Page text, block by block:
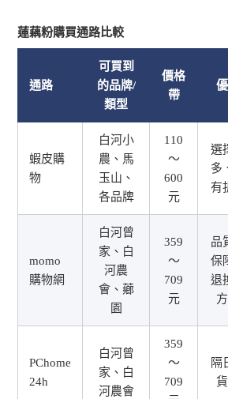
蓮藕粉購買通路比較
通路
可買到
的品牌/
類型
價格
帶
蝦皮購
物
白河小
農、馬
玉山、
各品牌
110
～
600
元
選
多
有
momo
購物網
白河曾
家、白
河農
會、薌
園
359
～
709
元
品
保
退
PChome
24h
白河曾
家、白
河農會
359
～
709
隔